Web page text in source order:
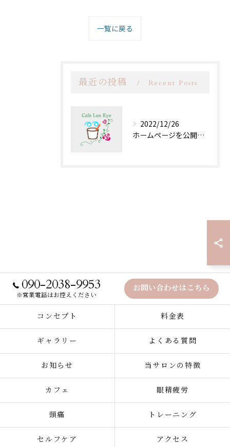
一覧に戻る
最近の投稿 Recent Posts
2022/12/26
ホームページを公開しました！
090-2038-9953
※営業電話はお控えください
お問い合わせはこちら
コンセプト 料金表
ギャラリー よくある質問
お知らせ 当サロンの特徴
カフェ 眼精疲労
頭痛 トレーニング
セルフケア アクセス